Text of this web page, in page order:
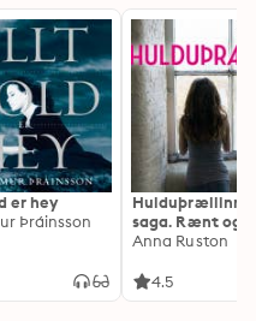
er hey
Þráinsson
Hulduþrællinn –
saga. Rænt og
misþyrmt í 13 ár.
Anna Ruston
4.5